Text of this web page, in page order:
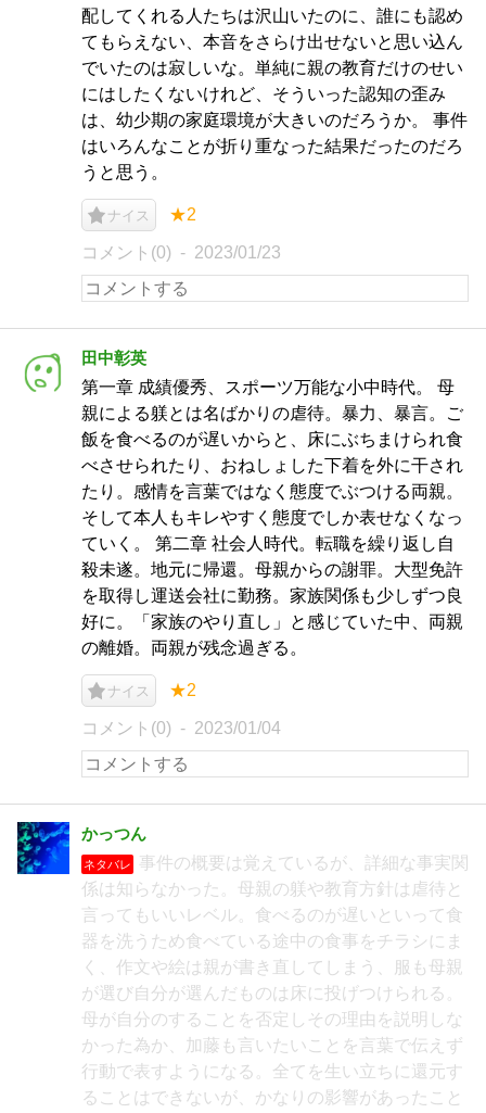
配してくれる人たちは沢山いたのに、誰にも認め
てもらえない、本音をさらけ出せないと思い込ん
でいたのは寂しいな。単純に親の教育だけのせい
にはしたくないけれど、そういった認知の歪み
は、幼少期の家庭環境が大きいのだろうか。 事件
はいろんなことが折り重なった結果だったのだろ
うと思う。
ナイス ★2
コメント(0) 2023/01/23
田中彰英
第一章 成績優秀、スポーツ万能な小中時代。 母
親による躾とは名ばかりの虐待。暴力、暴言。ご
飯を食べるのが遅いからと、床にぶちまけられ食
べさせられたり、おねしょした下着を外に干され
たり。感情を言葉ではなく態度でぶつける両親。
そして本人もキレやすく態度でしか表せなくなっ
ていく。 第二章 社会人時代。転職を繰り返し自
殺未遂。地元に帰還。母親からの謝罪。大型免許
を取得し運送会社に勤務。家族関係も少しずつ良
好に。「家族のやり直し」と感じていた中、両親
の離婚。両親が残念過ぎる。
ナイス ★2
コメント(0) 2023/01/04
かっつん
ネタバレ
事件の概要は覚えているが、詳細な事実関
係は知らなかった。母親の躾や教育方針は虐待と
言ってもいいレベル。食べるのが遅いといって食
器を洗うため食べている途中の食事をチラシにま
く、作文や絵は親が書き直してしまう、服も母親
が選び自分が選んだものは床に投げつけられる。
母が自分のすることを否定しその理由を説明しな
かった為か、加藤も言いたいことを言葉で伝えず
行動で表すようになる。全てを生い立ちに還元す
ることはできないが、かなりの影響があったこと